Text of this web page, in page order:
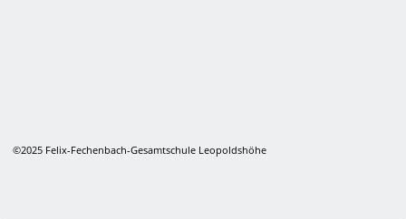
©2025 Felix-Fechenbach-Gesamtschule Leopoldshöhe